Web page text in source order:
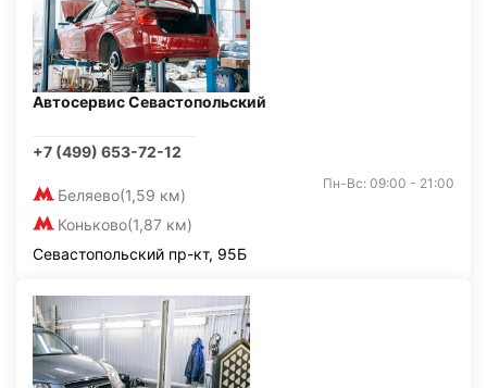
Автосервис Севастопольский
+7 (499) 653-72-12
Беляево(1,59 км)
Коньково(1,87 км)
Пн-Вс: 09:00 - 21:00
Севастопольский пр-кт, 95Б